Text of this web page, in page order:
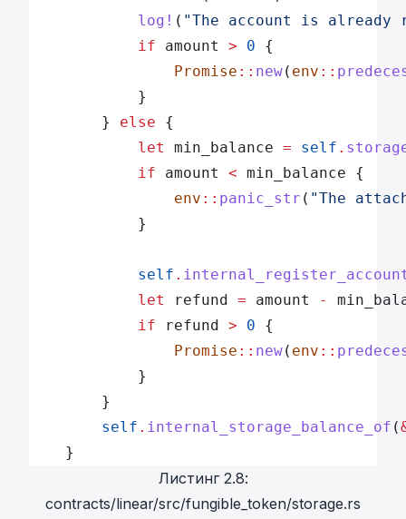
			log!
( "The account is
			if
amount > 0 {
				Promise
:: new( env ::
			}
		}
else {
			let
min_balance = self .
			if
amount < min_balance {
				env
:: panic_str ( "The
			}
			self
.
			let
refund = amount -
			if
refund > 0 {
				Promise
:: new( env ::
			}
		}
		self
. internal_storage_balance_of (
	}
Листинг 2.8:
contracts/linear/src/fungible_token/storage.rs